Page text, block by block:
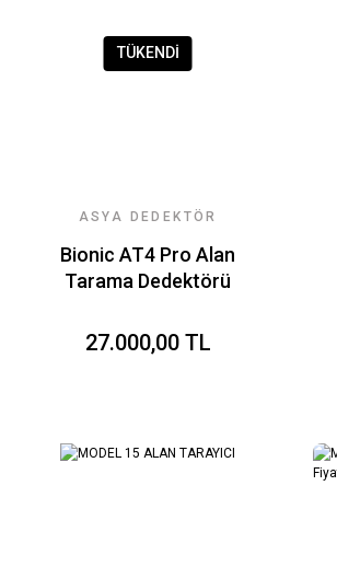
TÜKENDİ
ASYA DEDEKTÖR
Bionic AT4 Pro Alan
Tarama Dedektörü
27.000,00 TL